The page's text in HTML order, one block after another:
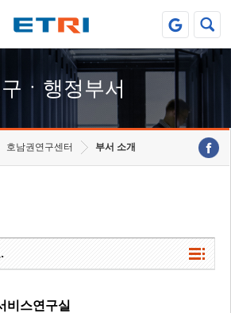
ㆍ행정부서
호남권연구센터 부서 소개
비스연구실